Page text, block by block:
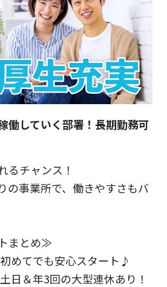
働していく部署！長期勤務可
るチャンス！
の事業所で、働きやすさもバ
まとめ≫
めてでも安心スタート♪
日＆年3回の大型連休あり！